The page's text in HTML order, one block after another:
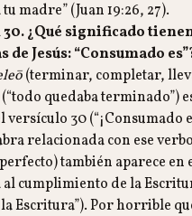
madre” (Juan 19:26, 27).
30. ¿Qué significado
Jesús: “Consumado
(terminar, completar,
quedaba terminado”)
versículo 30 (“¡Consumado
relacionada con ese
también aparece en
cumplimiento de la
Escritura”). Por horrible